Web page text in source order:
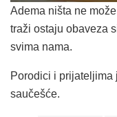
Adema ništa ne
traži ostaju obaveza
svima nama.
Porodici i prijateljima
saučešće.